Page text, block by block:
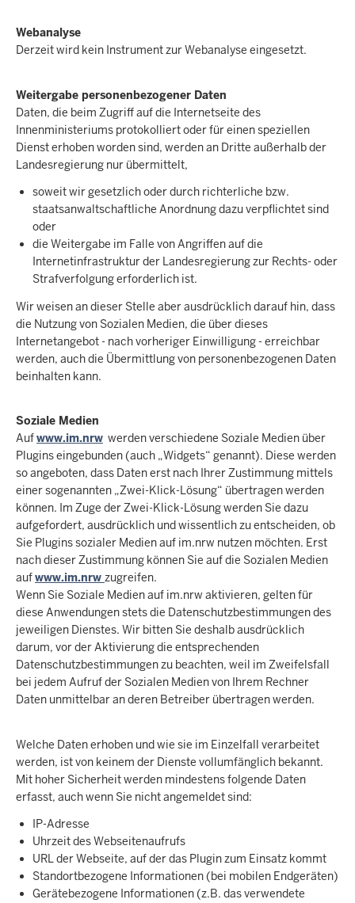
Webanalyse
Derzeit wird kein Instrument zur Webanalyse eingesetzt.
Weitergabe personenbezogener Daten
Daten, die beim Zugriff auf die Internetseite des
Innenministeriums protokolliert oder für einen speziellen
Dienst erhoben worden sind, werden an Dritte außerhalb der
Landesregierung nur übermittelt,
soweit wir gesetzlich oder durch richterliche bzw.
staatsanwaltschaftliche Anordnung dazu verpflichtet sind
oder
die Weitergabe im Falle von Angriffen auf die
Internetinfrastruktur der Landesregierung zur Rechts- oder
Strafverfolgung erforderlich ist.
Wir weisen an dieser Stelle aber ausdrücklich darauf hin, dass
die Nutzung von Sozialen Medien, die über dieses
Internetangebot - nach vorheriger Einwilligung - erreichbar
werden, auch die Übermittlung von personenbezogenen Daten
beinhalten kann.
Soziale Medien
Aufwww.im.nrw werden verschiedene Soziale Medien über
Plugins eingebunden (auch „Widgets“ genannt). Diese werden
so angeboten, dass Daten erst nach Ihrer Zustimmung mittels
einer sogenannten „Zwei-Klick-Lösung“ übertragen werden
können. Im Zuge der Zwei-Klick-Lösung werden Sie dazu
aufgefordert, ausdrücklich und wissentlich zu entscheiden, ob
Sie Plugins sozialer Medien auf im.nrw nutzen möchten. Erst
nach dieser Zustimmung können Sie auf die Sozialen Medien
aufwww.im.nrw zugreifen.
Wenn Sie Soziale Medien auf im.nrw aktivieren, gelten für
diese Anwendungen stets die Datenschutzbestimmungen des
jeweiligen Dienstes. Wir bitten Sie deshalb ausdrücklich
darum, vor der Aktivierung die entsprechenden
Datenschutzbestimmungen zu beachten, weil im Zweifelsfall
bei jedem Aufruf der Sozialen Medien von Ihrem Rechner
Daten unmittelbar an deren Betreiber übertragen werden.
Welche Daten erhoben und wie sie im Einzelfall verarbeitet
werden, ist von keinem der Dienste vollumfänglich bekannt.
Mit hoher Sicherheit werden mindestens folgende Daten
erfasst, auch wenn Sie nicht angemeldet sind:
IP-Adresse
Uhrzeit des Webseitenaufrufs
URL der Webseite, auf der das Plugin zum Einsatz kommt
Standortbezogene Informationen (bei mobilen Endgeräten)
Gerätebezogene Informationen (z.B. das verwendete